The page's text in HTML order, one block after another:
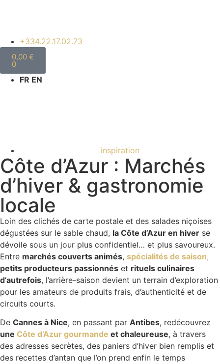
+334.22.17.02.73
0,00 €
0
FR EN
inspiration
Côte d’Azur : Marchés
d’hiver & gastronomie
locale
Loin des clichés de carte postale et des salades niçoises
dégustées sur le sable chaud, la Côte d’Azur en hiver se
dévoile sous un jour plus confidentiel… et plus savoureux.
Entre marchés couverts animés, spécialités de saison,
petits producteurs passionnés et rituels culinaires
d’autrefois, l’arrière-saison devient un terrain d’exploration
pour les amateurs de produits frais, d’authenticité et de
circuits courts.
De Cannes à Nice, en passant par Antibes, redécouvrez
une Côte d’Azur gourmande et chaleureuse, à travers
des adresses secrètes, des paniers d’hiver bien remplis et
des recettes d’antan que l’on prend enfin le temps